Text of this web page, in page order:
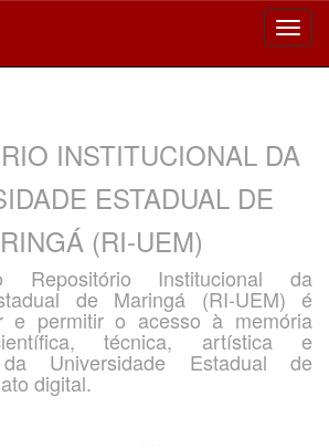
INSTITUCIONAL DA
ESTADUAL DE
(RI-UEM)
Institucional da
de Maringá (RI-UEM) é
e permitir o acesso à memória
técnica, artística e
da Universidade Estadual de
digital.